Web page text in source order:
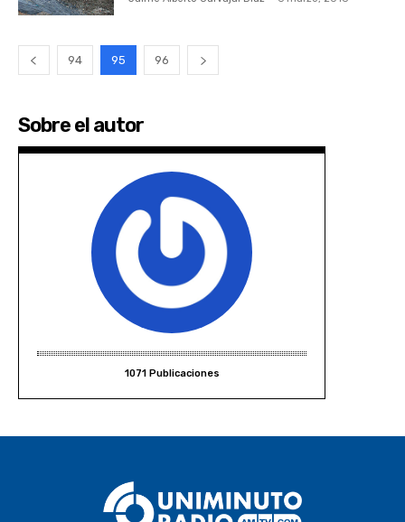
94 95 96
Sobre el autor
1071 Publicaciones